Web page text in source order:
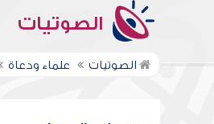
الصوتيات
الصوتيات علماء ودعاة